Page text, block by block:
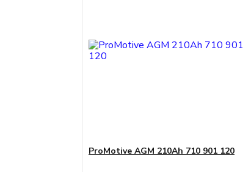
ProMotive AGM 210Ah 710 901 120